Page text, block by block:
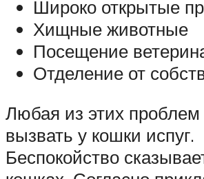
Широко открытые
Хищные животные
Посещение
Отделение от
Любая из этих
вызвать у кошки испуг.
Беспокойство